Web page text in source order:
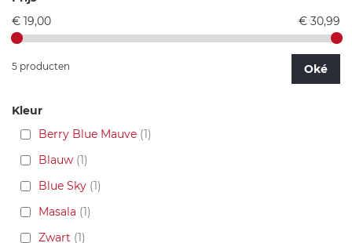
€ 19,00
€ 30,99
5 producten Oké
Kleur
Berry Blue Mauve 1
Blauw 1
Blue Sky 1
Masala 1
Zwart 1